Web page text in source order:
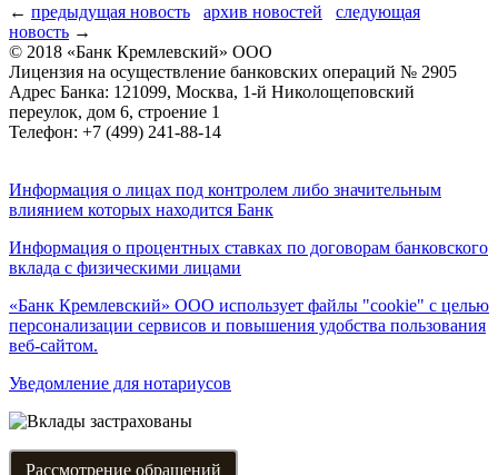
← предыдущая новость архив новостей
следующая
новость →
© 2018 «Банк Кремлевский» ООО
Лицензия на осуществление банковских операций № 2905
Адрес Банка: 121099, Москва, 1-й Николощеповский
переулок, дом 6, строение 1
Телефон: +7 (499) 241-88-14
Информация о лицах под контролем либо значительным
влиянием которых находится Банк
Информация о процентных ставках по договорам банковского
вклада с физическими лицами
«Банк Кремлевский» ООО использует файлы "cookie" с целью
персонализации сервисов и повышения удобства пользования
веб-сайтом.
Уведомление для нотариусов
Рассмотрение обращений